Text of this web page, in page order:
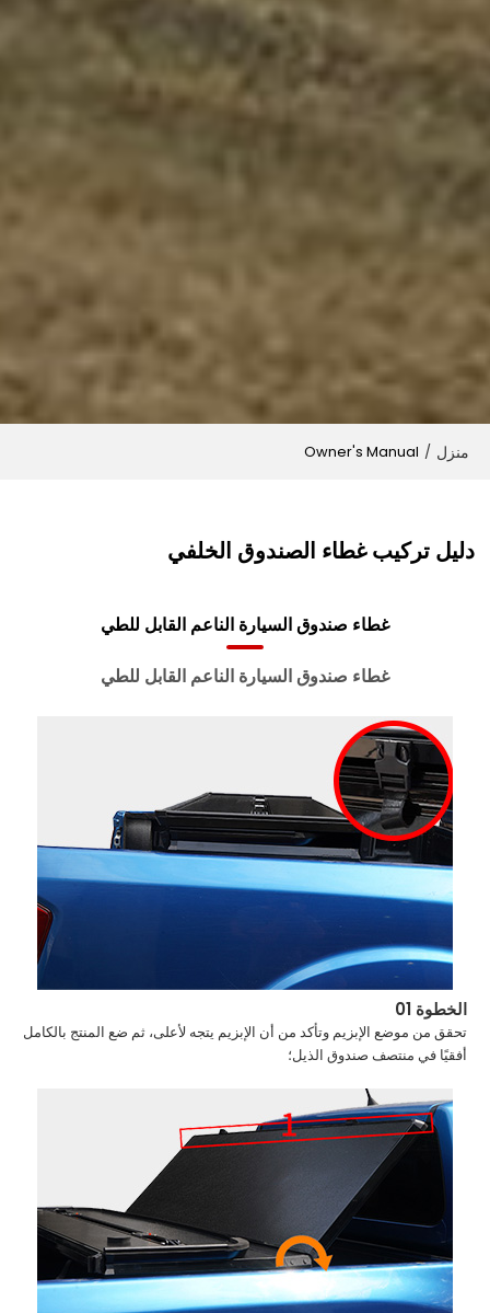
منزل /
Owner's Manual
دليل تركيب غطاء الصندوق الخلفي
غطاء صندوق السيارة الناعم القابل للطي
غطاء صندوق السيارة الناعم القابل للطي
الخطوة 01
تحقق من موضع الإبزيم وتأكد من أن الإبزيم يتجه لأعلى، ثم ضع المنتج بالكامل
أفقيًا في منتصف صندوق الذيل؛